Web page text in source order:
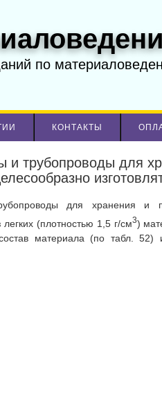
по
КОНТАКТЫ
и трубопроводы для
для хранения и
легких (плотностью 1,5 г/см3)
материала (по табл. 52)